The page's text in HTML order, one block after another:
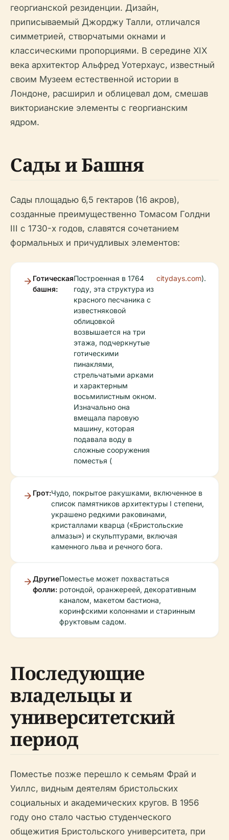
георгианской резиденции. Дизайн,
приписываемый Джорджу Талли, отличался
симметрией, створчатыми окнами и
классическими пропорциями. В середине XIX
века архитектор Альфред Уотерхаус, известный
своим Музеем естественной истории в
Лондоне, расширил и облицевал дом, смешав
викторианские элементы с георгианским
ядром.
Сады и Башня
Сады площадью 6,5 гектаров (16 акров),
созданные преимущественно Томасом Голдни
III с 1730-х годов, славятся сочетанием
формальных и причудливых элементов:
Готическая
башня:
Построенная в 1764
году, эта структура из
красного песчаника с
известняковой
облицовкой
возвышается на три
этажа, подчеркнутые
готическими
пинаклями,
стрельчатыми арками
и характерным
восьмилистным окном.
Изначально она
вмещала паровую
машину, которая
подавала воду в
сложные сооружения
поместья (
citydays.com).
Грот:Чудо, покрытое ракушками, включенное в
список памятников архитектуры I степени,
украшено редкими раковинами,
кристаллами кварца («Бристольские
алмазы») и скульптурами, включая
каменного льва и речного бога.
Другие
фолли:
Поместье может похвастаться
ротондой, оранжереей, декоративным
каналом, макетом бастиона,
коринфскими колоннами и старинным
фруктовым садом.
Последующие
владельцы и
университетский
период
Поместье позже перешло к семьям Фрай и
Уиллс, видным деятелям бристольских
социальных и академических кругов. В 1956
году оно стало частью студенческого
общежития Бристольского университета, при